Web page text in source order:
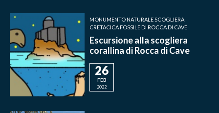
MONUMENTO NATURALE SCOGLIERA
CRETACICA FOSSILE DI ROCCA DI CAVE
Escursione alla scogliera
corallina di Rocca di Cave
26
FEB
2022